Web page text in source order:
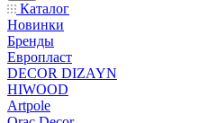
Каталог
Новинки
Бренды
Европласт
DECOR DIZAYN
HIWOOD
Artpole